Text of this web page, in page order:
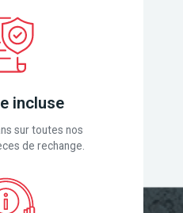
incluse
sur toutes nos
de rechange.